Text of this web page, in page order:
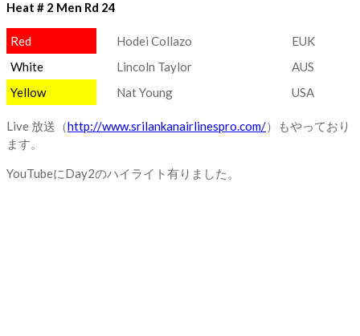
Heat # 2 Men Rd 24
Red Hodei Collazo
EUK
White
Lincoln Taylor
AUS
Yellow
Nat Young USA
Live 放送（http://www.srilankanairlinespro.com/）もやっており
ます。
YouTubeにDay2のハイライト有りました。